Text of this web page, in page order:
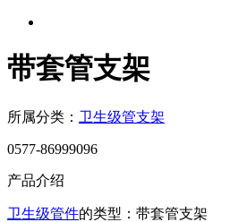
带套管支架
所属分类： 卫生级管支架
0577-86999096
产品介绍
卫生级管件的类型：带套管支架